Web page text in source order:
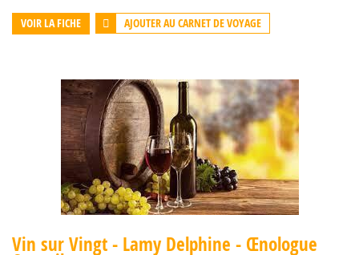
VOIR LA FICHE AJOUTER AU CARNET DE VOYAGE
Vin sur Vingt - Lamy Delphine - Œnologue